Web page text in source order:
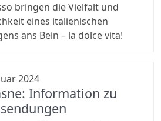
bringen die Vielfalt und
eines italienischen
ans Bein – la dolce vita!
2024
Information zu